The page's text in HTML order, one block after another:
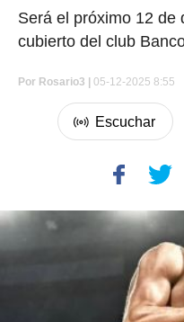
Será el próximo 12 de
cubierto del club
Por Rosario3 | 05-12-2025 8:55